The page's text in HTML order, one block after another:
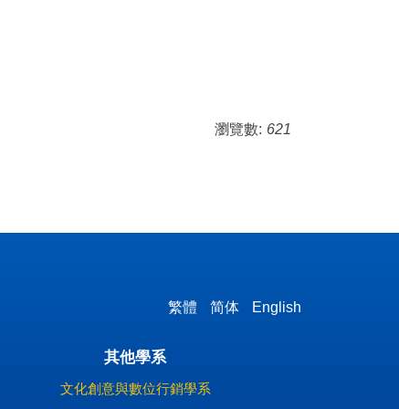
瀏覽數: 621
繁體 简体 English
其他學系
文化創意與數位行銷學系